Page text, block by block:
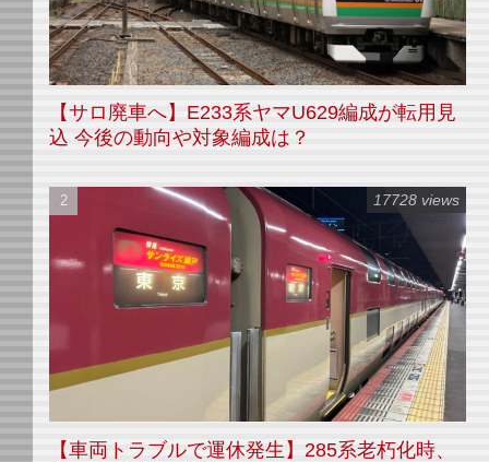
【サロ廃車へ】E233系ヤマU629編成が転用見
込 今後の動向や対象編成は？
【車両トラブルで運休発生】285系老朽化時、
17728 views